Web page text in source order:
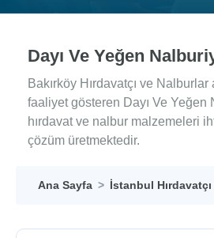
Dayı Ve Yeğen
Bakırköy Hırdavatçı ve Nalburlar
faaliyet gösteren Dayı Ve Yeğen
hırdavat ve nalbur malzemeleri
çözüm üretmektedir.
Ana Sayfa İstanbul